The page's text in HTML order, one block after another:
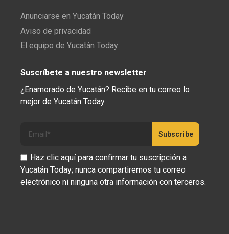
Anunciarse en Yucatán Today
Aviso de privacidad
El equipo de Yucatán Today
Suscríbete a nuestro newsletter
¿Enamorado de Yucatán? Recibe en tu correo lo
mejor de Yucatán Today.
Haz clic aquí para confirmar tu suscripción a
Yucatán Today; nunca compartiremos tu correo
electrónico ni ninguna otra información con terceros.